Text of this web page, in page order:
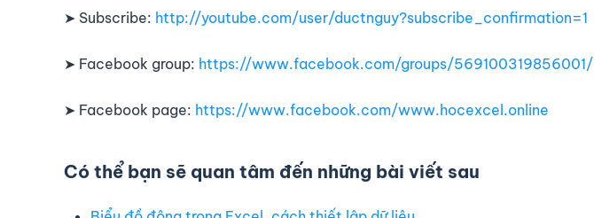
➤ Subscribe: http://youtube.com/user/ductnguy?subscribe_confirmation=1
➤ Facebook group: https://www.facebook.com/groups/569100319856001/
➤ Facebook page: https://www.facebook.com/www.hocexcel.online
Có thể bạn sẽ quan tâm đến những bài viết sau